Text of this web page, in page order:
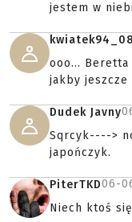
jestem w
kwiatek94_08
ooo... Beretta
jakby
Dudek Javny
Sqrcyk---->
japończyk.
PiterTKD06-
Niech ktoś